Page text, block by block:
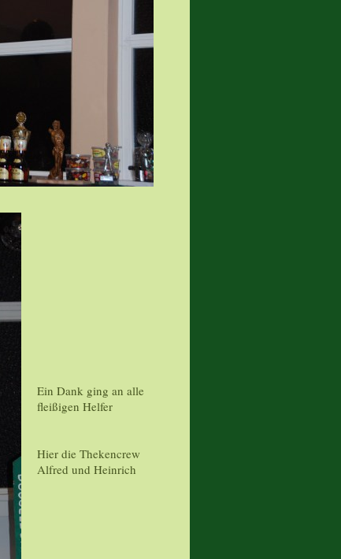
Ein Dank ging an alle
fleißigen Helfer
Hier die Thekencrew
Alfred und Heinrich